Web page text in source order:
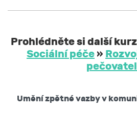
Prohlédněte si další
Sociální péče »
Umění zpětné vazby v